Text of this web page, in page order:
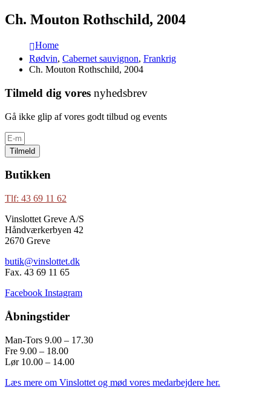
Ch. Mouton Rothschild, 2004
Home
Rødvin, Cabernet sauvignon, Frankrig
Ch. Mouton Rothschild, 2004
Tilmeld dig vores nyhedsbrev
Gå ikke glip af vores godt tilbud og events
Tilmeld
Butikken
Tlf: 43 69 11 62
Vinslottet Greve A/S
Håndværkerbyen 42
2670 Greve
butik@vinslottet.dk
Fax. 43 69 11 65
Facebook Instagram
Åbningstider
Man-Tors 9.00 – 17.30
Fre 9.00 – 18.00
Lør 10.00 – 14.00
Læs mere om Vinslottet og mød vores medarbejdere her.